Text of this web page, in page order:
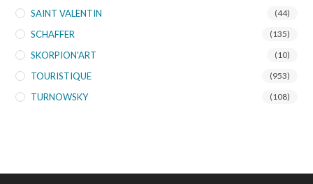
SAINT VALENTIN (44)
SCHAFFER (135)
SKORPION'ART (10)
TOURISTIQUE (953)
TURNOWSKY (108)